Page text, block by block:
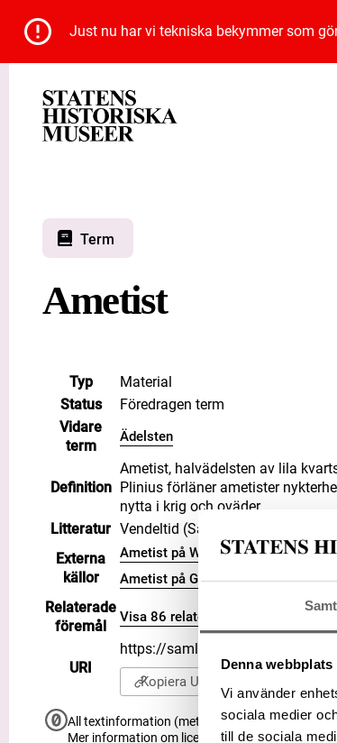
Denna
Vi använder
sociala medier
till de sociala
Just nu har vi tekniska bekymmer som
Term
Ametist
Typ
Material
Status
Föredragen term
Vidare
term
Ädelsten
Definition
Ametist, halvädelsten av lila
Plinius förläner ametister
nytta i krig och oväder.
Litteratur Vendeltid (Sandwall, Ann)
Externa
källor
Ametist på WIKIDATA
Ametist på Getty AAT
Relaterade
föremål
Visa 86 relaterade föremål
URI
https://samlingar.shm.se/term/
Kopiera URI
All textinformation (metadata) på denna sida är
Mer information om licenser hos Statens